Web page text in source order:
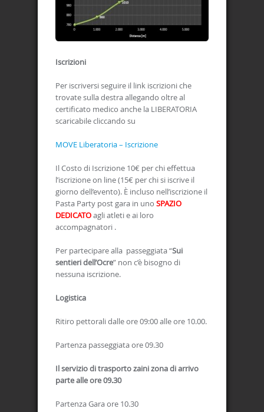
Iscrizioni
Per iscriversi seguire il link iscrizioni che
trovate sulla destra allegando oltre al
certificato medico anche la LIBERATORIA
scaricabile cliccando su
MOVE Liberatoria – Iscrizione
Il Costo di Iscrizione 10€ per chi effettua
l’iscrizione on line (15€ per chi si iscrive il
giorno dell’evento). È incluso nell’iscrizione il
Pasta Party post gara in uno SPAZIO
DEDICATOagli atleti e ai loro
accompagnatori .
Per partecipare alla passeggiata “Sui
sentieri dell’Ocre” non c’è bisogno di
nessuna iscrizione.
Logistica
Ritiro pettorali dalle ore 09:00 alle ore 10.00.
Partenza passeggiata ore 09.30
Il servizio di trasporto zaini zona di arrivo
parte alle ore 09.30
Partenza Gara ore 10.30